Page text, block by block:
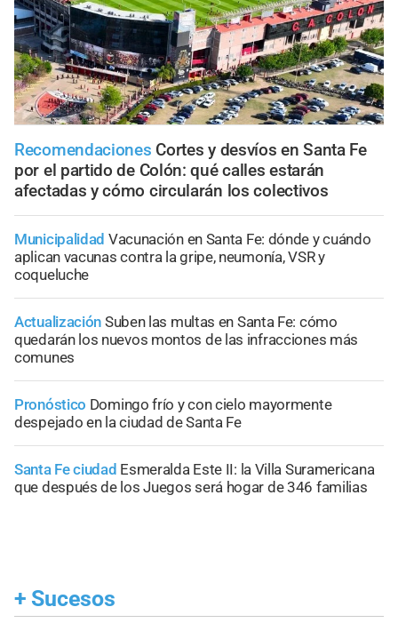
Recomendaciones Cortes y desvíos en Santa Fe
por el partido de Colón: qué calles estarán
afectadas y cómo circularán los colectivos
Municipalidad Vacunación en Santa Fe: dónde y cuándo
aplican vacunas contra la gripe, neumonía, VSR y
coqueluche
Actualización Suben las multas en Santa Fe: cómo
quedarán los nuevos montos de las infracciones más
comunes
Pronóstico Domingo frío y con cielo mayormente
despejado en la ciudad de Santa Fe
Santa Fe ciudad Esmeralda Este II: la Villa Suramericana
que después de los Juegos será hogar de 346 familias
+ Sucesos